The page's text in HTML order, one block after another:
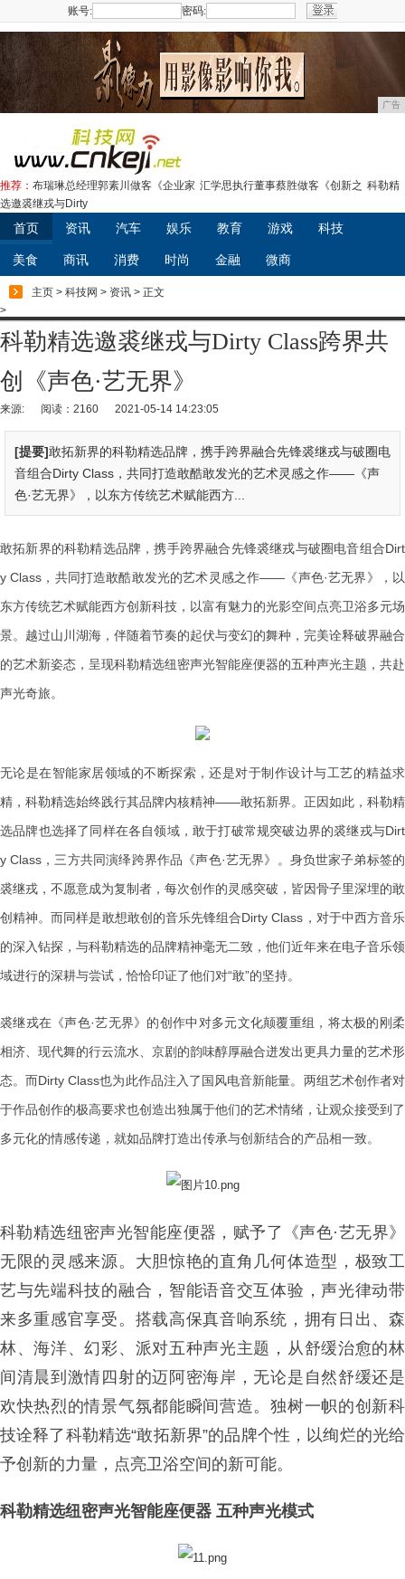
账号: 密码:
广告
推荐： 布瑞琳总经理郭素川做客《企业家 汇学思执行董事蔡胜做客《创新之 科勒精
选邀裘继戎与Dirty
首页 资讯 汽车 娱乐 教育 游戏 科技
美食 商讯 消费 时尚 金融 微商
主页 > 科技网 > 资讯 > 正文
>
科勒精选邀裘继戎与Dirty Class跨界共
创《声色·艺无界》
来源: 阅读：2160 2021-05-14 14:23:05
[提要]敢拓新界的科勒精选品牌，携手跨界融合先锋裘继戎与破圈电
音组合Dirty Class，共同打造敢酷敢发光的艺术灵感之作——《声
色·艺无界》，以东方传统艺术赋能西方...
敢拓新界的科勒精选品牌，携手跨界融合先锋裘继戎与破圈电音组合Dirt
y Class，共同打造敢酷敢发光的艺术灵感之作——《声色·艺无界》，以
东方传统艺术赋能西方创新科技，以富有魅力的光影空间点亮卫浴多元场
景。越过山川湖海，伴随着节奏的起伏与变幻的舞种，完美诠释破界融合
的艺术新姿态，呈现科勒精选纽密声光智能座便器的五种声光主题，共赴
声光奇旅。
无论是在智能家居领域的不断探索，还是对于制作设计与工艺的精益求
精，科勒精选始终践行其品牌内核精神——敢拓新界。正因如此，科勒精
选品牌也选择了同样在各自领域，敢于打破常规突破边界的裘继戎与Dirt
y Class，三方共同演绎跨界作品《声色·艺无界》。身负世家子弟标签的
裘继戎，不愿意成为复制者，每次创作的灵感突破，皆因骨子里深埋的敢
创精神。而同样是敢想敢创的音乐先锋组合Dirty Class，对于中西方音乐
的深入钻探，与科勒精选的品牌精神毫无二致，他们近年来在电子音乐领
域进行的深耕与尝试，恰恰印证了他们对“敢”的坚持。
裘继戎在《声色·艺无界》的创作中对多元文化颠覆重组，将太极的刚柔
相济、现代舞的行云流水、京剧的韵味醇厚融合迸发出更具力量的艺术形
态。而Dirty Class也为此作品注入了国风电音新能量。两组艺术创作者对
于作品创作的极高要求也创造出独属于他们的艺术情绪，让观众接受到了
多元化的情感传递，就如品牌打造出传承与创新结合的产品相一致。
科勒精选纽密声光智能座便器，赋予了《声色·艺无界》
无限的灵感来源。大胆惊艳的直角几何体造型，极致工
艺与先端科技的融合，智能语音交互体验，声光律动带
来多重感官享受。搭载高保真音响系统，拥有日出、森
林、海洋、幻彩、派对五种声光主题，从舒缓治愈的林
间清晨到激情四射的迈阿密海岸，无论是自然舒缓还是
欢快热烈的情景气氛都能瞬间营造。独树一帜的创新科
技诠释了科勒精选“敢拓新界”的品牌个性，以绚烂的光给
予创新的力量，点亮卫浴空间的新可能。
科勒精选纽密声光智能座便器 五种声光模式